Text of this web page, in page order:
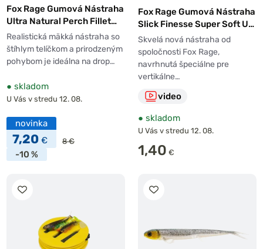
Fox Rage Gumová Nástraha
Ultra Natural Perch Fillet
4ks
Realistická mäkká nástraha so
štíhlym telíčkom a prirodzeným
pohybom je ideálna na drop…
● skladom
U Vás v stredu 12. 08.
novinka
7,20 € 8 €
-10 %
Fox Rage Gumová Nástraha
Slick Finesse Super Soft UV
Arkansas
Skvelá nová nástraha od
spoločnosti Fox Rage,
navrhnutá špeciálne pre
vertikálne…
video
● skladom
U Vás v stredu 12. 08.
1,40 €